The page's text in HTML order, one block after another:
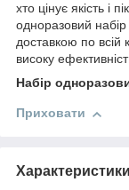
хто цінує якість і
одноразовий
доставкою по всій
високу
Набір
Приховати
Характеристики